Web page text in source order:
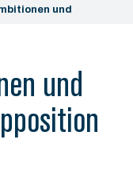
und
und